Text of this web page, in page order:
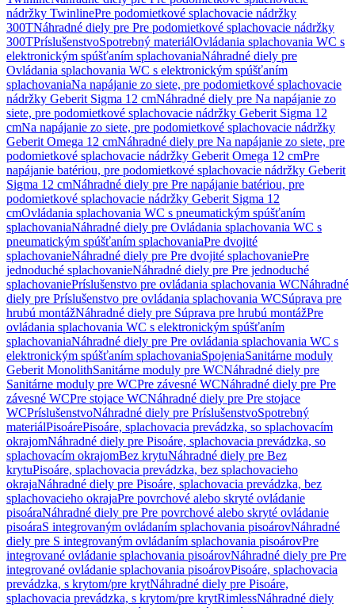
nádržky TwinlinePre podomietkové splachovacie nádržky
300TNáhradné diely pre Pre podomietkové splachovacie nádržky
300TPríslušenstvoSpotrebný materiálOvládania splachovania WC s
elektronickým spúšťaním splachovaniaNáhradné diely pre
Ovládania splachovania WC s elektronickým spúšťaním
splachovaniaNa napájanie zo siete, pre podomietkové splachovacie
nádržky Geberit Sigma 12 cmNáhradné diely pre Na napájanie zo
siete, pre podomietkové splachovacie nádržky Geberit Sigma 12
cmNa napájanie zo siete, pre podomietkové splachovacie nádržky
Geberit Omega 12 cmNáhradné diely pre Na napájanie zo siete, pre
podomietkové splachovacie nádržky Geberit Omega 12 cmPre
napájanie batériou, pre podomietkové splachovacie nádržky Geberit
Sigma 12 cmNáhradné diely pre Pre napájanie batériou, pre
podomietkové splachovacie nádržky Geberit Sigma 12
cmOvládania splachovania WC s pneumatickým spúšťaním
splachovaniaNáhradné diely pre Ovládania splachovania WC s
pneumatickým spúšťaním splachovaniaPre dvojité
splachovanieNáhradné diely pre Pre dvojité splachovaniePre
jednoduché splachovanieNáhradné diely pre Pre jednoduché
splachovaniePríslušenstvo pre ovládania splachovania WCNáhradné
diely pre Príslušenstvo pre ovládania splachovania WCSúprava pre
hrubú montážNáhradné diely pre Súprava pre hrubú montážPre
ovládania splachovania WC s elektronickým spúšťaním
splachovaniaNáhradné diely pre Pre ovládania splachovania WC s
elektronickým spúšťaním splachovaniaSpojeniaSanitárne moduly
Geberit MonolithSanitárne moduly pre WCNáhradné diely pre
Sanitárne moduly pre WCPre závesné WCNáhradné diely pre Pre
závesné WCPre stojace WCNáhradné diely pre Pre stojace
WCPríslušenstvoNáhradné diely pre PríslušenstvoSpotrebný
materiálPisoárePisoáre, splachovacia prevádzka, so splachovacím
okrajomNáhradné diely pre Pisoáre, splachovacia prevádzka, so
splachovacím okrajomBez krytuNáhradné diely pre Bez
krytuPisoáre, splachovacia prevádzka, bez splachovacieho
okrajaNáhradné diely pre Pisoáre, splachovacia prevádzka, bez
splachovacieho okrajaPre povrchové alebo skryté ovládanie
pisoáraNáhradné diely pre Pre povrchové alebo skryté ovládanie
pisoáraS integrovaným ovládaním splachovania pisoárovNáhradné
diely pre S integrovaným ovládaním splachovania pisoárovPre
integrované ovládanie splachovania pisoárovNáhradné diely pre Pre
integrované ovládanie splachovania pisoárovPisoáre, splachovacia
prevádzka, s krytom/pre krytNáhradné diely pre Pisoáre,
splachovacia prevádzka, s krytom/pre krytRimlessNáhradné diely